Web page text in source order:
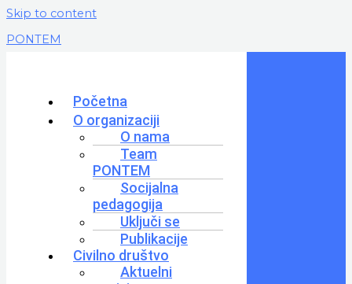
Skip to content
PONTEM
Početna
O organizaciji
O nama
Team
PONTEM
Socijalna
pedagogija
Uključi se
Publikacije
Civilno društvo
Aktuelni